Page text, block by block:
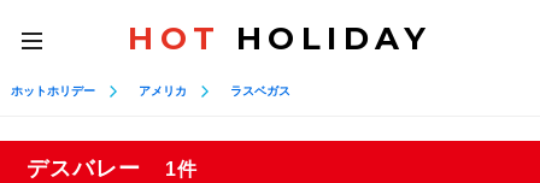
toggle
navigation
HOT HOLIDAY
ホットホリデー アメリカ ラスベガス
デスバレー 1件